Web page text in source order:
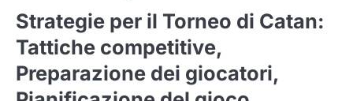
Strategie per il Torneo di Catan:
Tattiche competitive,
Preparazione dei giocatori,